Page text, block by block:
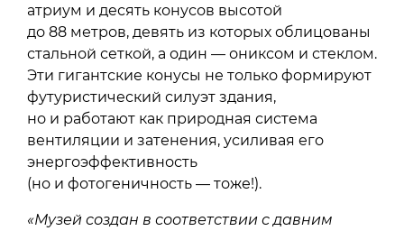
атриум и десять конусов высотой
до 88 метров, девять из которых облицованы
стальной сеткой, а один — ониксом и стеклом.
Эти гигантские конусы не только формируют
футуристический силуэт здания,
но и работают как природная система
вентиляции и затенения, усиливая его
энергоэффективность
(но и фотогеничность — тоже!).
«Музей создан в соответствии с давним